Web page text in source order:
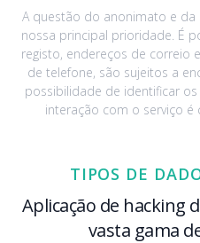
A questão do anonimato e da
nossa principal prioridade. É
registo, endereços de correio
de telefone, são sujeitos a
possibilidade de identificar
interação com o serviço
TIPOS DE
Aplicação de hacking
vasta gama